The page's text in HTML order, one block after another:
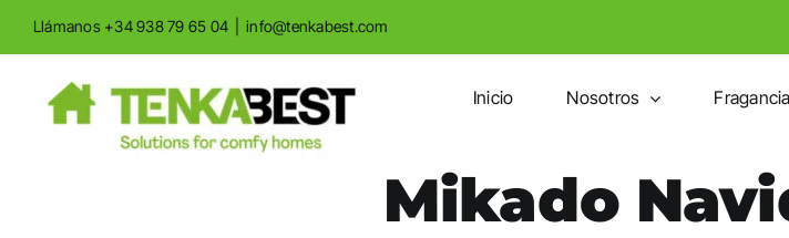
navegación
Llámanos +34 938 79 65 04 info@tenkabest.com
Inicio Nosotros
Mikado